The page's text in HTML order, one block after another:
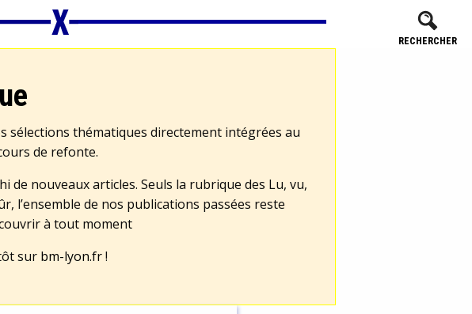
RECHERCHER
sélections thématiques directement intégrées au
de refonte.
de nouveaux articles. Seuls la rubrique des Lu, vu,
l’ensemble de nos publications passées reste
à tout moment
sur bm-lyon.fr!